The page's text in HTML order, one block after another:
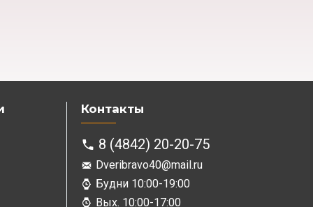
Контакты
8 (4842) 20-20-75
Dveribravo40@mail.ru
Будни 10:00-19:00
Вых. 10:00-17:00